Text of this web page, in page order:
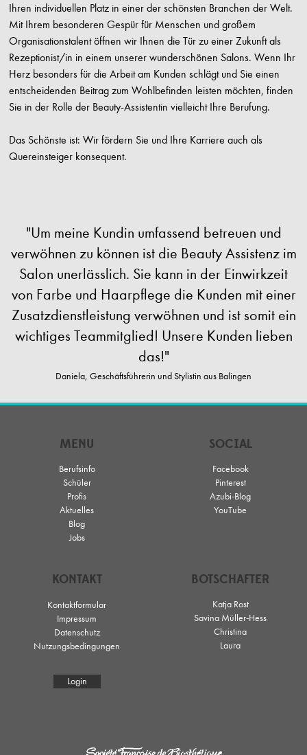
Ihren individuellen Platz in einer der schönsten Branchen der Welt.
Mit Ihrem besonderen Gespür für Menschen und großem
Organisationstalent öffnen wir Ihnen die Tür zu einer Zukunft als
Rezeptionist/in in einem unserer wunderschönen Salons. Wenn Ihr
Herz besonders für die Arbeit am Kunden schlägt und Sie einen
entscheidenden Beitrag zum Wohlbefinden leisten möchten, finden
Sie in der Rolle der Beauty-Assistentin vielleicht Ihre Berufung.
Das Schönste ist: Wir fördern Sie und Ihre Karriere auch als
Quereinsteiger konsequent.
"Um meine Kundin umfassend betreuen und
verwöhnen zu können ist die Beauty Assistenz im
Salon unerlässlich. Sie kann in der Einwirkzeit
von Farbe und Haarpflege die Kunden mit einer
Zusatzdienstleistung verwöhnen und ist somit ein
wichtiges Teammitglied! Unsere Kunden lieben
das!"
Daniela, Geschäftsführerin und Stylistin aus Balingen
MENU
Berufsinfo
Schüler
Profis
Aktuelles
Blog
Jobs
SOCIAL
Facebook
Pinterest
Azubi-Blog
YouTube
KONTAKT
Kontaktformular
Impressum
Datenschutz
Nutzungsbedingungen
Login
BOTSCHAFTER
Katja Rost
Savina Müller-Hess
Christina
Laura